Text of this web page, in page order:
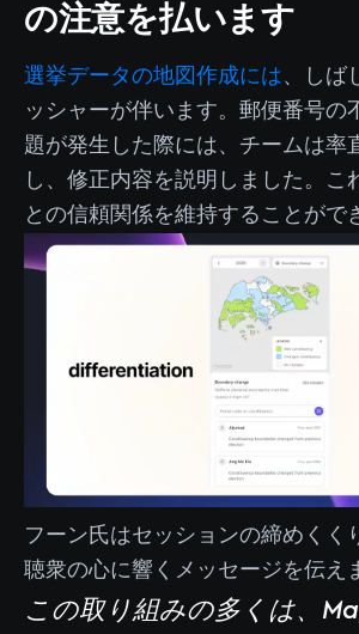
の注意を払います
選挙データの地図作成には、しば
ッシャーが伴います。郵便番号の
題が発生した際には、チームは率
し、修正内容を説明しました。こ
との信頼関係を維持することがで
フーン氏はセッションの締めくく
聴衆の心に響くメッセージを伝え
この取り組みの多くは、